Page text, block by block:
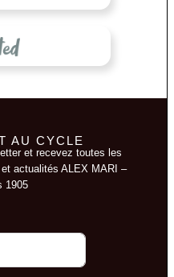
AU CYCLE
et recevez toutes les
actualités ALEX MARI –
1905